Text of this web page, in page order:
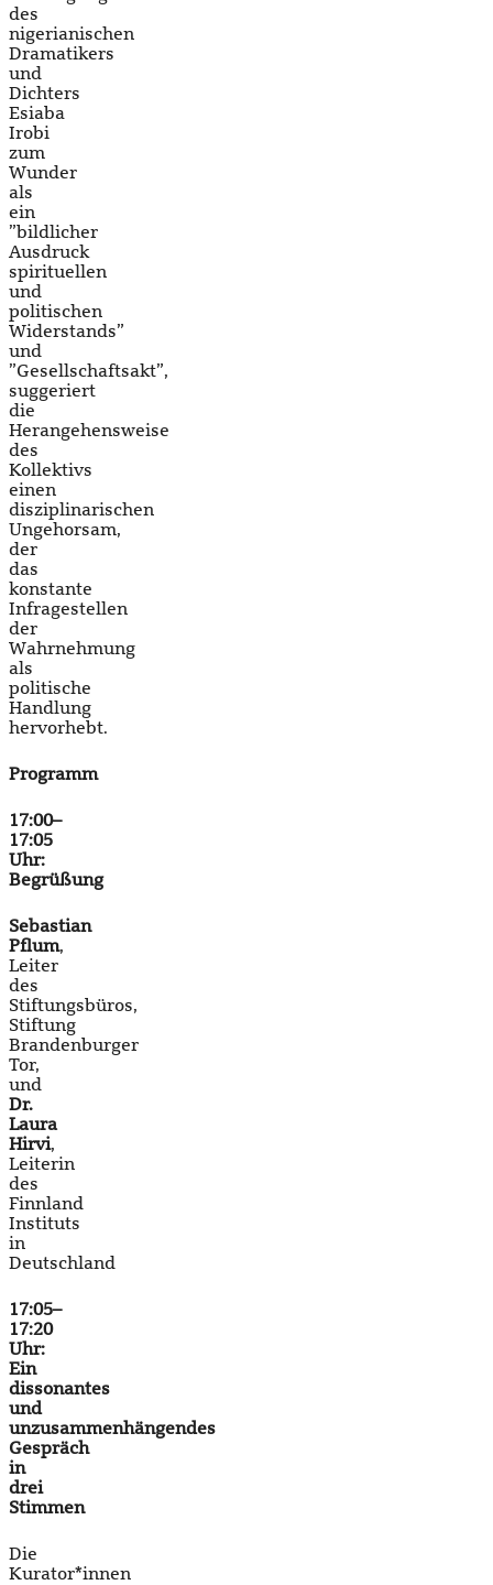
des
nigerianischen
Dramatikers
und
Dichters
Esiaba
Irobi
zum
Wunder
als
ein
”bildlicher
Ausdruck
spirituellen
und
politischen
Widerstands”
und
”Gesellschaftsakt”,
suggeriert
die
Herangehensweise
des
Kollektivs
einen
disziplinarischen
Ungehorsam,
der
das
konstante
Infragestellen
der
Wahrnehmung
als
politische
Handlung
hervorhebt.
Programm
17:00–
17:05
Uhr:
Begrüßung
Sebastian
Pflum,
Leiter
des
Stiftungsbüros,
Stiftung
Brandenburger
Tor,
und
Dr.
Laura
Hirvi,
Leiterin
des
Finnland
Instituts
in
Deutschland
17:05–
17:20
Uhr:
Ein
dissonantes
und
unzusammenhängendes
Gespräch
in
drei
Stimmen
Die
Kurator*innen